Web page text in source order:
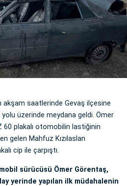
akşam saatlerinde Gevaş ilçesine
yolu üzerinde meydana geldi. Ömer
plakalı otomobilin lastiğinin
gelen Mahfuz Kızılaslan
cip ile çarpıştı.
sürücüsü Ömer Görentaş,
yerinde yapılan ilk müdahalenin